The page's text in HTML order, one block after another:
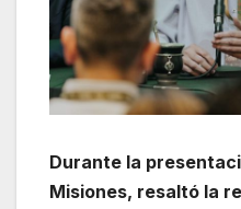
Durante la
Misiones, resaltó la